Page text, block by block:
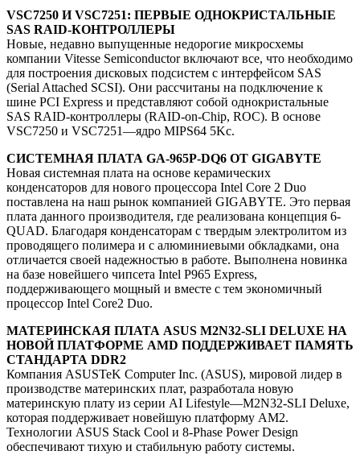
VSC7250 И VSC7251: ПЕРВЫЕ ОДНОКРИСТАЛЬНЫЕ
SAS RAID-КОНТРОЛЛЕРЫ
Новые, недавно выпущенные недорогие микросхемы
компании Vitesse Semiconductor включают все, что необходимо
для построения дисковых подсистем с интерфейсом SAS
(Serial Attached SCSI). Они рассчитаны на подключение к
шине PCI Express и представляют собой однокристальные
SAS RAID-контроллеры (RAID-on-Chip, ROC). В основе
VSC7250 и VSC7251—ядро MIPS64 5Kc.
СИСТЕМНАЯ ПЛАТА GA-965P-DQ6 ОТ GIGABYTE
Новая системная плата на основе керамических
конденсаторов для нового процессора Intel Core 2 Duo
поставлена на наш рынок компанией GIGABYTE. Это первая
плата данного производителя, где реализована концепция 6-
QUAD. Благодаря конденсаторам с твердым электролитом из
проводящего полимера и с алюминиевыми обкладками, она
отличается своей надежностью в работе. Выполнена новинка
на базе новейшего чипсета Intel P965 Express,
поддерживающего мощный и вместе с тем экономичный
процессор Intel Core2 Duo.
МАТЕРИНСКАЯ ПЛАТА ASUS M2N32-SLI DELUXE НА
НОВОЙ ПЛАТФОРМЕ AMD ПОДДЕРЖИВАЕТ ПАМЯТЬ
СТАНДАРТА DDR2
Компания ASUSTeK Computer Inc. (ASUS), мировой лидер в
производстве материнских плат, разработала новую
материнскую плату из серии AI Lifestyle—M2N32-SLI Deluxe,
которая поддерживает новейшую платформу AM2.
Технологии ASUS Stack Cool и 8-Phase Power Design
обеспечивают тихую и стабильную работу системы.